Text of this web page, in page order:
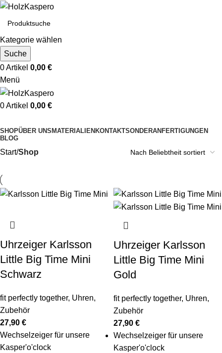
Kategorie wählen
Suche
0Artikel 0,00 €
Menü
0Artikel 0,00 €
SHOPÜBER UNSMATERIALIENKONTAKTSONDERANFERTIGUNGEN
BLOG
Start Shop
Uhrzeiger Karlsson
Little Big Time Mini
Schwarz
fit perfectly together, Uhren,
Zubehör
27,90 €
Wechselzeiger für unsere
Kasper'o'clock
Uhrzeiger Karlsson
Little Big Time Mini
Gold
fit perfectly together, Uhren,
Zubehör
27,90 €
Wechselzeiger für unsere
Kasper'o'clock